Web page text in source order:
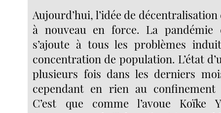
Aujourd’hui, l’idée de
à nouveau en force. La pandémie
s’ajoute à tous les problèmes
concentration de population. L’état
plusieurs fois dans les derniers
cependant en rien au confinement
C’est que comme l’avoue Koïke